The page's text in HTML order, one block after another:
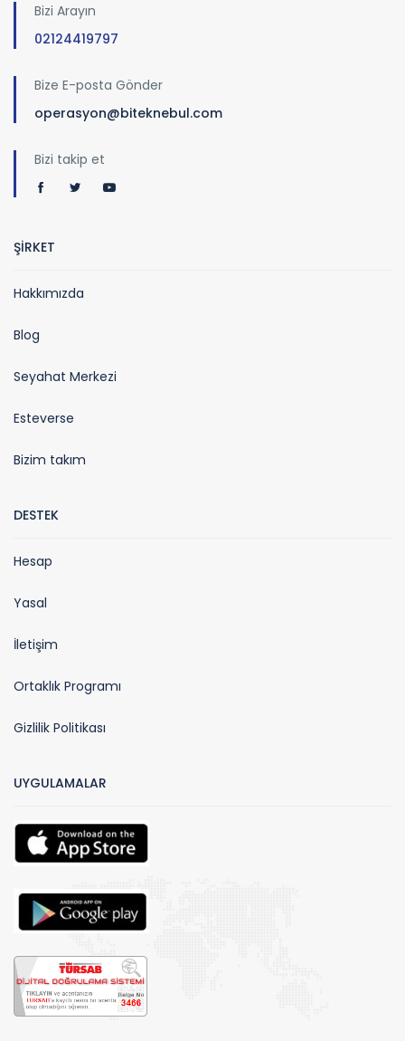
Bizi Arayın
02124419797
Bize E-posta Gönder
operasyon@biteknebul.com
Bizi takip et
ŞİRKET
Hakkımızda
Blog
Seyahat Merkezi
Esteverse
Bizim takım
DESTEK
Hesap
Yasal
İletişim
Ortaklık Programı
Gizlilik Politikası
UYGULAMALAR